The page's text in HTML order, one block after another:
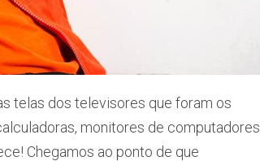
telas dos televisores que foram os
monitores de computadores
Chegamos ao ponto de que